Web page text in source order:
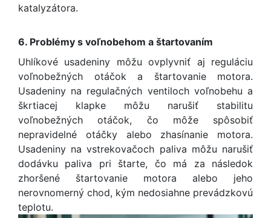
katalyzátora.
6. Problémy s voľnobehom a štartovaním
Uhlíkové usadeniny môžu ovplyvniť aj reguláciu
voľnobežných otáčok a štartovanie motora.
Usadeniny na regulačných ventiloch voľnobehu a
škrtiacej klapke môžu narušiť stabilitu
voľnobežných otáčok, čo môže spôsobiť
nepravidelné otáčky alebo zhasínanie motora.
Usadeniny na vstrekovačoch paliva môžu narušiť
dodávku paliva pri štarte, čo má za následok
zhoršené štartovanie motora alebo jeho
nerovnomerný chod, kým nedosiahne prevádzkovú
teplotu.